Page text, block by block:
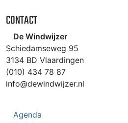
CONTACT
De Windwijzer
Schiedamseweg 95
3134 BD Vlaardingen
(010) 434 78 87
info@dewindwijzer.nl
Agenda